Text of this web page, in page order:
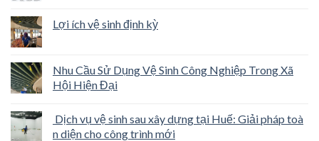
Lợi ích vệ sinh định kỳ
Nhu Cầu Sử Dụng Vệ Sinh Công Nghiệp Trong Xã
Hội Hiện Đại
Dịch vụ vệ sinh sau xây dựng tại Huế: Giải pháp toà
n diện cho công trình mới